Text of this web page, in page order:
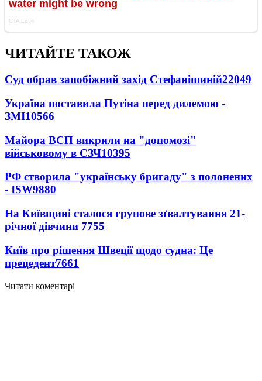
ЧИТАЙТЕ ТАКОЖ
Суд обрав запобіжний захід Стефанішиній22049
Україна поставила Путіна перед дилемою -
ЗМІ10566
Майора ВСП викрили на "допомозі"
військовому в СЗЧ10395
РФ створила "українську бригаду" з полонених
- ISW9880
На Київщині сталося групове зґвалтування 21-
річної дівчини 7755
Київ про рішення Швеції щодо судна: Це
прецедент7661
Читати коментарі